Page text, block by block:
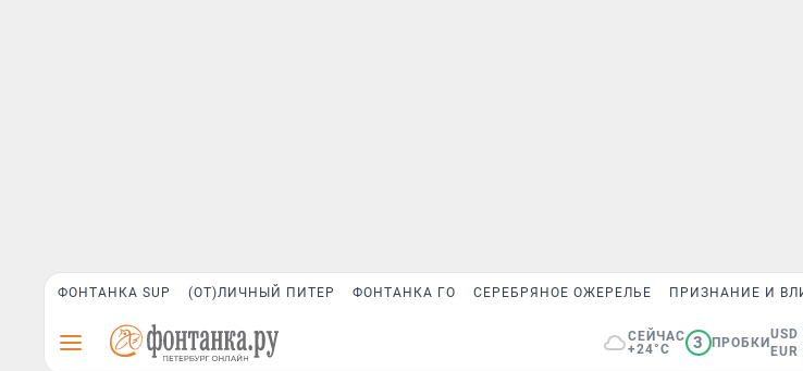
ФОНТАНКА SUP (ОТ)ЛИЧНЫЙ ПИТЕР ФОНТАНКА ГО СЕРЕБРЯНОЕ ОЖЕРЕЛЬЕ ПРИЗНАНИЕ И
СЕЙЧАС
+24°C
3 ПРОБКИ